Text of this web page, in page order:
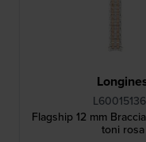
Flagship 12 mm
toni rosa